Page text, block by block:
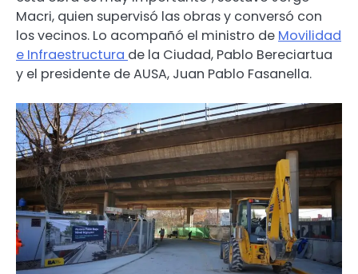
Macri, quien supervisó las obras y conversó con
los vecinos. Lo acompañó el ministro de Movilidad
e Infraestructura de la Ciudad, Pablo Bereciartua
y el presidente de AUSA, Juan Pablo Fasanella.